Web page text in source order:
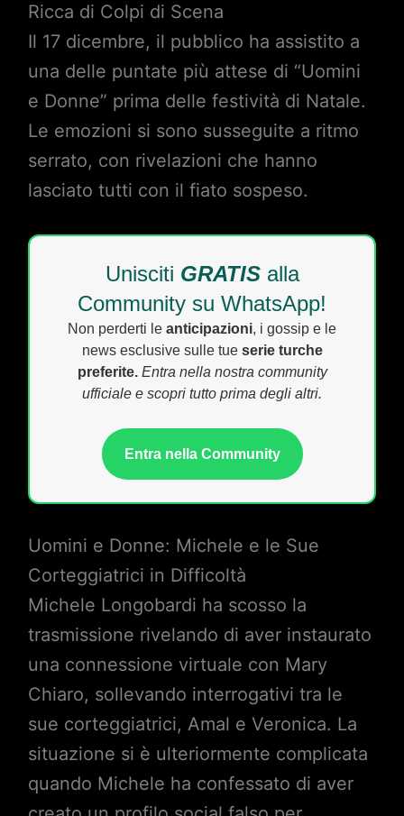
Ricca di Colpi di Scena
Il 17 dicembre, il pubblico ha assistito a
una delle puntate più attese di “Uomini
e Donne” prima delle festività di Natale.
Le emozioni si sono susseguite a ritmo
serrato, con rivelazioni che hanno
lasciato tutti con il fiato sospeso.
Unisciti GRATISalla
Community su WhatsApp!
Non perderti le anticipazioni, i gossip e le
news esclusive sulle tue serie turche
preferite. Entra nella nostra community
ufficiale e scopri tutto prima degli altri.
Entra nella Community
Uomini e Donne: Michele e le Sue
Corteggiatrici in Difficoltà
Michele Longobardi ha scosso la
trasmissione rivelando di aver instaurato
una connessione virtuale con Mary
Chiaro, sollevando interrogativi tra le
sue corteggiatrici, Amal e Veronica. La
situazione si è ulteriormente complicata
quando Michele ha confessato di aver